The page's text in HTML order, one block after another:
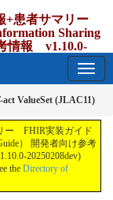
+患者サマリー
Sharing
情報 v1.10.0-
ValueSet (JLAC11)
ー FHIR実装ガイド
） 開発者向け参考
20250208dev)
the Directory of